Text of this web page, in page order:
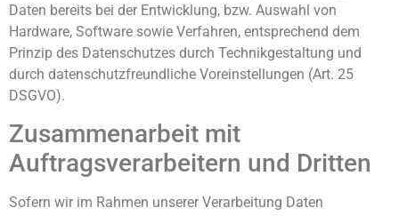
Daten bereits bei der Entwicklung, bzw. Auswahl von
Hardware, Software sowie Verfahren, entsprechend dem
Prinzip des Datenschutzes durch Technikgestaltung und
durch datenschutzfreundliche Voreinstellungen (Art. 25
DSGVO).
Zusammenarbeit mit
Auftragsverarbeitern und Dritten
Sofern wir im Rahmen unserer Verarbeitung Daten